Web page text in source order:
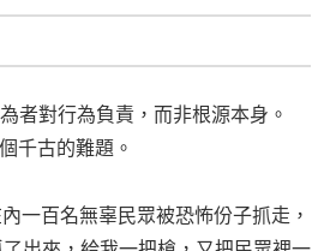
者對行為負責，而非根源本身。
千古的難題。
一百名無辜民眾被恐怖份子抓走，